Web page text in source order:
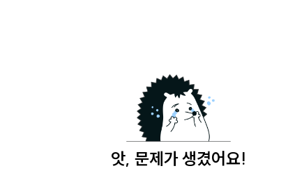
앗, 문제가 생겼어요!